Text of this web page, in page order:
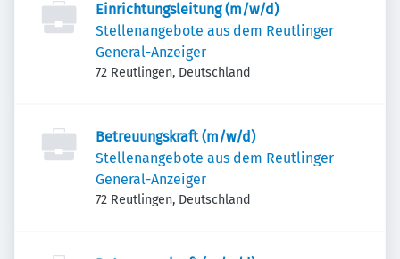
Einrichtungsleitung (m/w/d)
Stellenangebote aus dem Reutlinger
General-Anzeiger
72 Reutlingen, Deutschland
Betreuungskraft (m/w/d)
Stellenangebote aus dem Reutlinger
General-Anzeiger
72 Reutlingen, Deutschland